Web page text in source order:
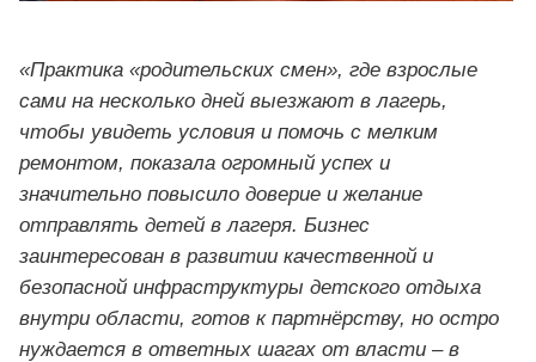
«Практика «родительских смен», где взрослые
сами на несколько дней выезжают в лагерь,
чтобы увидеть условия и помочь с мелким
ремонтом, показала огромный успех и
значительно повысило доверие и желание
отправлять детей в лагеря. Бизнес
заинтересован в развитии качественной и
безопасной инфраструктуры детского отдыха
внутри области, готов к партнёрству, но остро
нуждается в ответных шагах от власти – в